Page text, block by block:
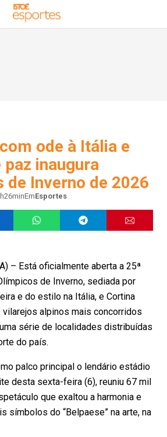
ode à Itália e
inaugura
de Inverno de 2026
EmEsportes
– Está oficialmente aberta a 25ª
de Inverno, sediada por
e do estilo na Itália, e Cortina
vilarejos alpinos mais concorridos
série de localidades distribuídas
do país.
palco principal o lendário estádio
desta sexta-feira (6), reuniu 67 mil
que exaltou a harmonia e
símbolos do “Belpaese” na arte, na